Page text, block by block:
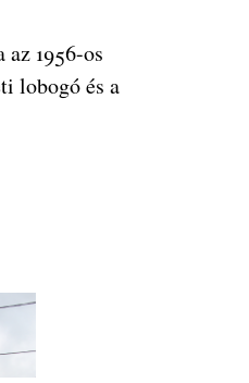
1956-os
lobogó és a